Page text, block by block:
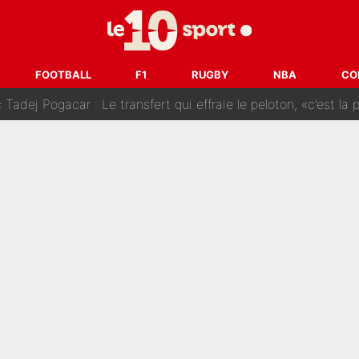
FOOTBALL F1 RUGBY NBA
: Les coulisses de la décision de Lucas Chevalier pour
sur CNews, un ancien journaliste de France Télévisions relance la
Tadej Pogacar : Le transfert qui effraie le peloton, «c’est la